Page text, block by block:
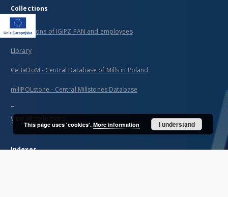
Collections
Publications of IGiPZ PAN and employees
Library
CeBaDoM - Central Database of Mills in Poland
millPOLstone - Central Millstones Database
...
View all collections
Indexes
This page uses 'cookies'. More information I understand